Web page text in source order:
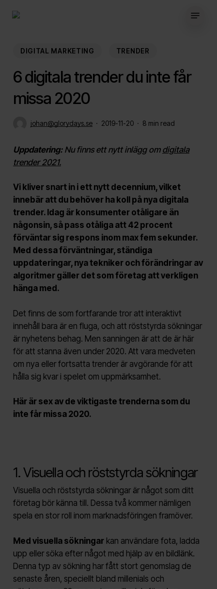
DIGITAL MARKETING TRENDER
6 digitala trender du inte får
missa 2020
johan@glorydays.se 2019-11-20 8 min read
Uppdatering:Nu finns ett nytt inlägg om digitala
trender 2021.
Vi kliver snart in i ett nytt decennium, vilket
innebär att du behöver ha koll på nya digitala
trender. Idag är konsumenter otåligare än
någonsin, så pass otåliga att 42 procent
förväntar sig respons inom max fem sekunder.
Med dessa förväntningar, ständiga
uppdateringar, nya tekniker och förändringar av
algoritmer gäller det som företag att verkligen
hänga med.
Det finns de som fortfarande tror att interaktivt
innehåll bara är en fluga, och att röststyrda sökningar
är nyhetens behag. Men sanningen är att de är här
för att stanna även under 2020. Att vara medveten
om nya eller fortsatta trender är avgörande för att
hålla sig kvar i spelet om uppmärksamhet.
Här är sex av de viktigaste trenderna som du
inte får missa 2020.
1. Visuella och röststyrda sökningar
Visuella och röststyrda sökningar är något som ditt
företag bör känna till. Dessa två kommer nämligen
spela en stor roll inom marknadsföringen framöver.
Med visuella sökningarkan användare fota, ladda
upp eller söka efter något med hjälp av en bildlänk.
Denna typ av sökning har fått stort genomslag de
senaste åren, speciellt bland millenials och